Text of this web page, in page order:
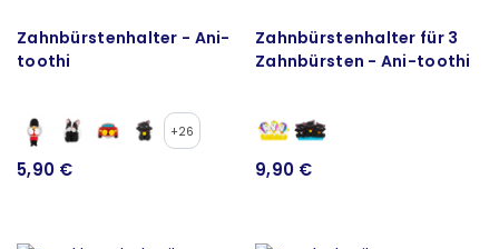
Zahnbürstenhalter - Ani-
toothi
+26
5,90 €
Zahnbürstenhalter für 3
Zahnbürsten - Ani-toothi
9,90 €